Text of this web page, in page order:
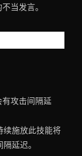
当发言。
攻击间隔延
续施放此技能将
延迟。